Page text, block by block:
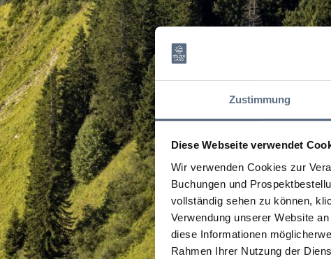
Zustimmung
Diese Webseite verwendet
Wir verwenden Cookies zur
Buchungen und
vollständig sehen zu können,
Verwendung unserer Website
diese Informationen
Rahmen Ihrer Nutzung der